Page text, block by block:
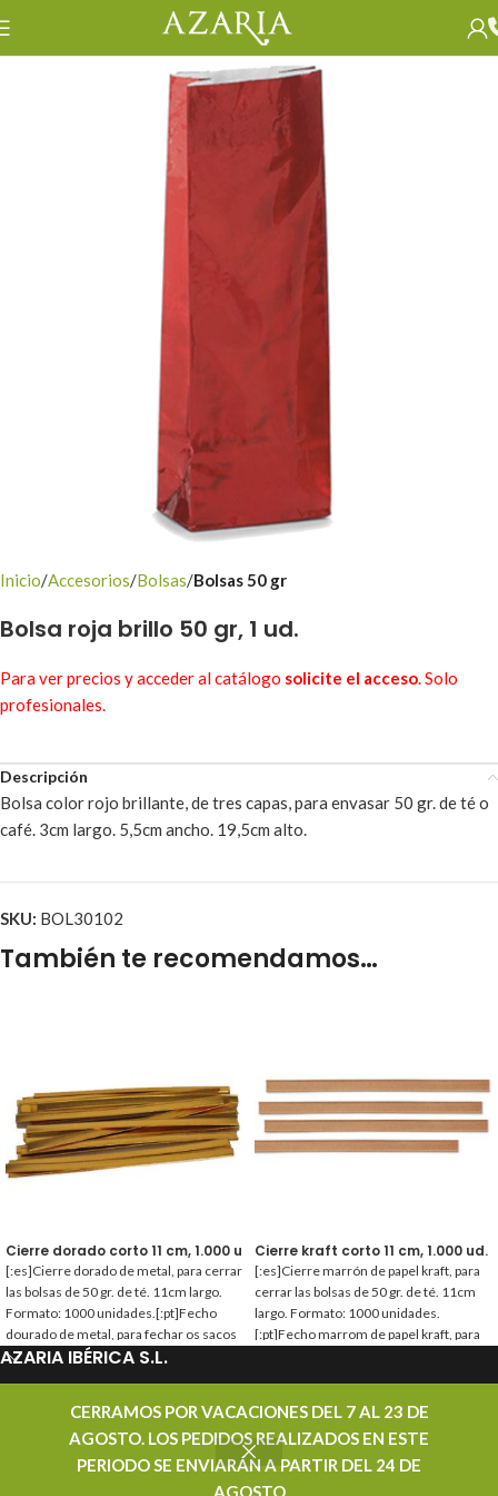
Inicio Accesorios Bolsas Bolsas 50 gr
Bolsa roja brillo 50 gr, 1 ud.
Para ver precios y acceder al catálogo solicite el acceso. Solo
profesionales.
Descripción
Bolsa color rojo brillante, de tres capas, para envasar 50 gr. de té o
café. 3cm largo. 5,5cm ancho. 19,5cm alto.
SKU: BOL30102
También te recomendamos…
Cierre dorado corto 11 cm, 1.000 ud.
[:es]Cierre dorado de metal, para cerrar
las bolsas de 50 gr. de té. 11cm largo.
Formato: 1000 unidades.[:pt]Fecho
dourado de metal, para fechar os sacos
de 50 gr. de chá. 11cm comprimento.
Cierre kraft corto 11 cm, 1.000 ud.
[:es]Cierre marrón de papel kraft, para
cerrar las bolsas de 50 gr. de té. 11cm
largo. Formato: 1000 unidades.
[:pt]Fecho marrom de papel kraft, para
AZARIA IBÉRICA S.L.
PROMOCIONES
CONTACTAR
CERRAMOS POR VACACIONES DEL 7 AL 23 DE
AGOSTO. LOS PEDIDOS REALIZADOS EN ESTE
PERIODO SE ENVIARÁN A PARTIR DEL 24 DE
AGOSTO